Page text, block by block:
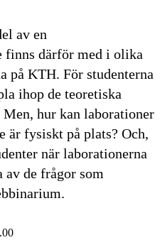
av en
finns därför med i olika
på KTH. För studenterna
ihop de teoretiska
hur kan laborationer
är fysiskt på plats? Och,
när laborationerna
av de frågor som